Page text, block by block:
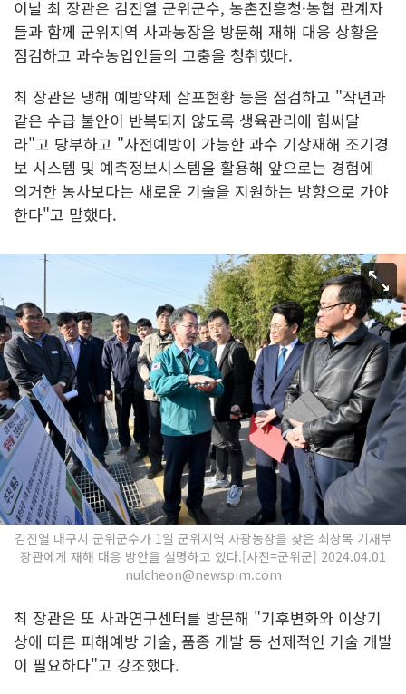
이날 최 장관은 김진열 군위군수, 농촌진흥청·농협 관계자
들과 함께 군위지역 사과농장을 방문해 재해 대응 상황을
점검하고 과수농업인들의 고충을 청취했다.
최 장관은 냉해 예방약제 살포현황 등을 점검하고 "작년과
같은 수급 불안이 반복되지 않도록 생육관리에 힘써달
라"고 당부하고 "사전예방이 가능한 과수 기상재해 조기경
보 시스템 및 예측정보시스템을 활용해 앞으로는 경험에
의거한 농사보다는 새로운 기술을 지원하는 방향으로 가야
한다"고 말했다.
김진열 대구시 군위군수가 1일 군위지역 사광농장을 찾은 최상목 기재부
장관에게 재해 대응 방안을 설명하고 있다.[사진=군위군] 2024.04.01
nulcheon@newspim.com
최 장관은 또 사과연구센터를 방문해 "기후변화와 이상기
상에 따른 피해예방 기술, 품종 개발 등 선제적인 기술 개발
이 필요하다"고 강조했다.